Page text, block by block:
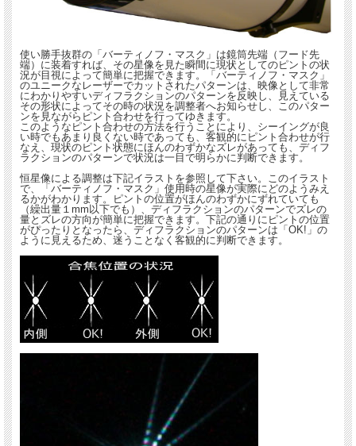
使い勝手抜群の「バーティノフ・マスク」は鏡筒先端（フード先
端）に装着すれば、その星像を見た瞬間に現状としてのピントの状
況が目視によって簡単に把握できます。「バーティノフ・マスク」
のユニークなレーザーでカットされたパターンは、映像として非常
にわかりやすいディフラクションのパターンを反映し、見えている
その形状によってその時の状況を調整者へお知らせし、このパター
ンを見ながらピント合わせを行ってゆきます。
このようなピント合わせの方法を行うことにより、シーイングが良
い時でもあまり良くない時であっても、客観的にピント合わせが行
なえ、現状のピント状態にほんのわずかなズレがあっても、ディフ
ラクションのパターンで状況は一目で明らかに判断できます。
恒星像による調整は下記イラストを参照して下さい。このイラスト
で、「バーティノフ・マスク」使用時の星像が実際にどのようみえ
るかがわかります。ピントの位置がほんのわずかにずれていても
（繰出量１mm以下でも）、ディフラクションのパターンでズレの
量とズレの方向が簡単に把握できます。下記の通りにピントの位置
がぴったりとなったら、ディフラクションのパターンは「OK!」の
ように見えるため、迷うことなく客観的に判断できます。